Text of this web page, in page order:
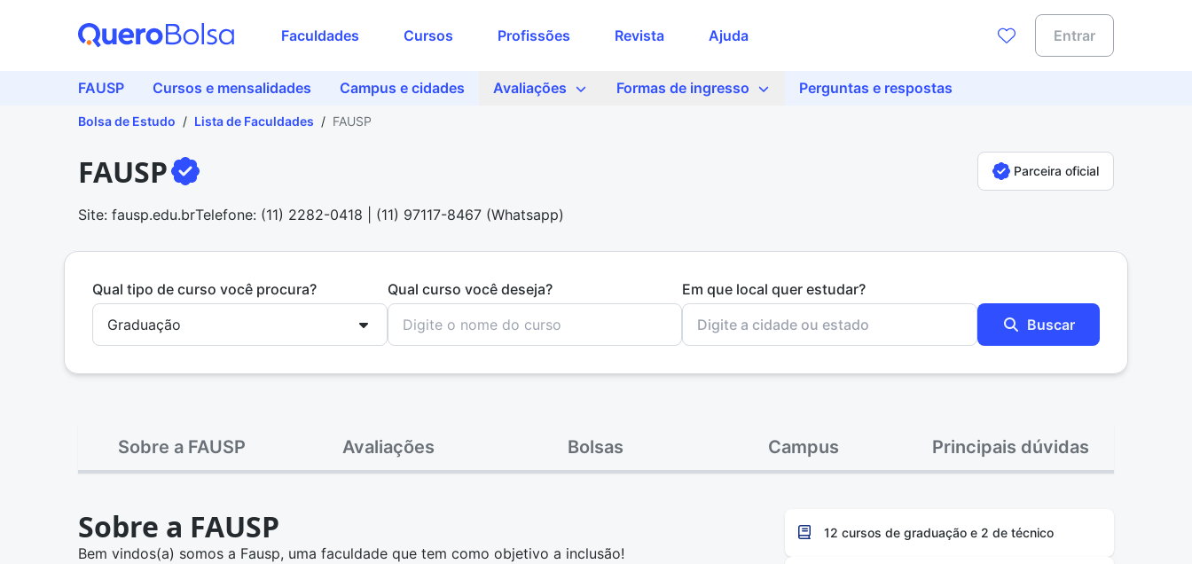
Faculdades Cursos Profissões Revista Ajuda Entrar
FAUSP Cursos e mensalidades Campus e cidades Avaliações Formas de ingresso Perguntas e respostas
Bolsa de Estudo / Lista de Faculdades / FAUSP
FAUSP Parceira oficial
Site: fausp.edu.brTelefone: (11) 2282-0418 | (11) 97117-8467 (Whatsapp)
Qual tipo de curso você procura? Qual curso você deseja?
Em que local quer estudar?
Buscar
Sobre a FAUSP Avaliações Bolsas Campus Principais dúvidas
Sobre a FAUSP
Bem vindos(a) somos a Fausp, uma faculdade que tem como objetivo a inclusão!
12 cursos de graduação e 2 de técnico